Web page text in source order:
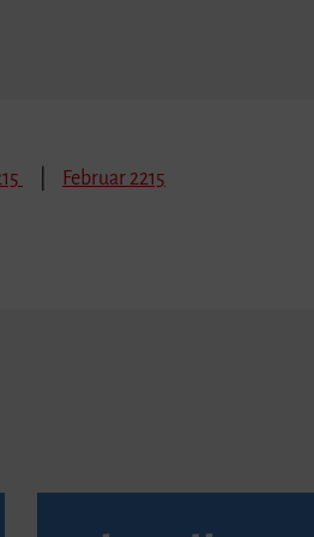
Februar 2215